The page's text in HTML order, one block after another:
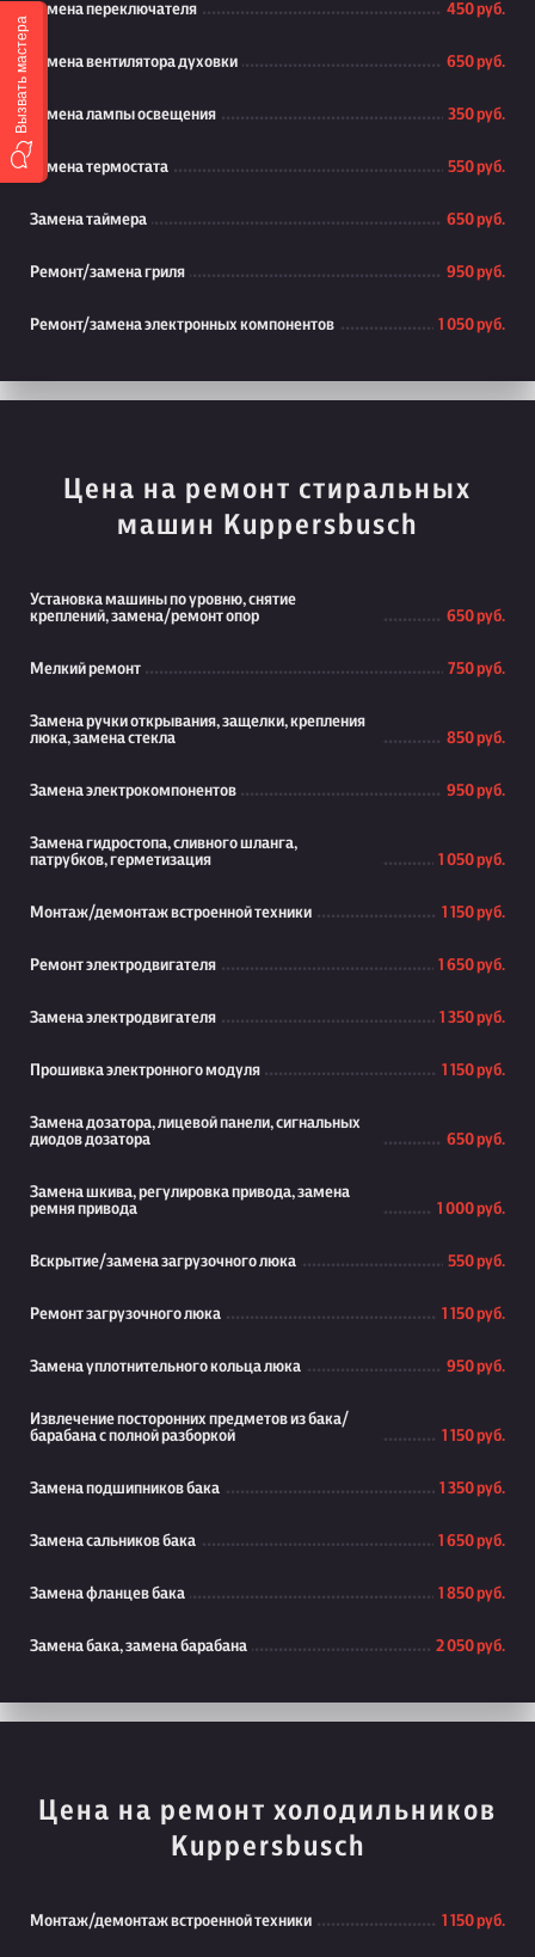
Замена переключателя 450 руб.
Замена вентилятора духовки 650 руб.
Замена лампы освещения 350 руб.
Замена термостата 550 руб.
Замена таймера 650 руб.
Ремонт/замена гриля 950 руб.
Ремонт/замена электронных компонентов 1 050 руб.
Цена на ремонт стиральных
машин Kuppersbusch
Установка машины по уровню, снятие
креплений, замена/ремонт опор
650 руб.
Мелкий ремонт 750 руб.
Замена ручки открывания, защелки, крепления
люка, замена стекла
850 руб.
Замена электрокомпонентов 950 руб.
Замена гидростопа, сливного шланга,
патрубков, герметизация
1 050 руб.
Монтаж/демонтаж встроенной техники 1 150 руб.
Ремонт электродвигателя 1 650 руб.
Замена электродвигателя 1 350 руб.
Прошивка электронного модуля 1 150 руб.
Замена дозатора, лицевой панели, сигнальных
диодов дозатора
650 руб.
Замена шкива, регулировка привода, замена
ремня привода
1 000 руб.
Вскрытие/замена загрузочного люка 550 руб.
Ремонт загрузочного люка 1 150 руб.
Замена уплотнительного кольца люка 950 руб.
Извлечение посторонних предметов из бака/
барабана с полной разборкой
1 150 руб.
Замена подшипников бака 1 350 руб.
Замена сальников бака 1 650 руб.
Замена фланцев бака 1 850 руб.
Замена бака, замена барабана 2 050 руб.
Цена на ремонт холодильников
Kuppersbusch
Монтаж/демонтаж встроенной техники 1 150 руб.
Вызвать мастера